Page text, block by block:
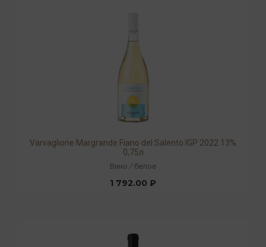
Varvaglione Margrande Fiano del Salento IGP 2022 13%
0,75л
Вино / белое
1 792.00 ₽